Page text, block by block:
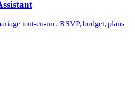
tout-en-un : RSVP, budget, plans